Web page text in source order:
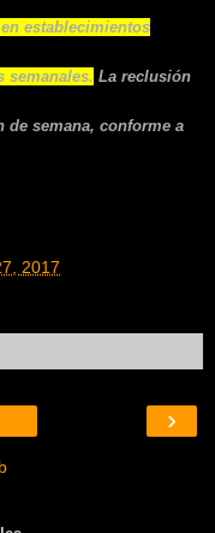
establecimientos
semanales. La reclusión
semana, conforme a
2017
›